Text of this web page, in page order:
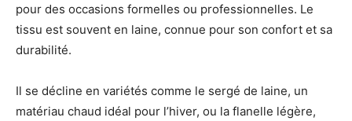
pour des occasions formelles ou professionnelles. Le
tissu est souvent en laine, connue pour son confort et sa
durabilité.
Il se décline en variétés comme le sergé de laine, un
matériau chaud idéal pour l’hiver, ou la flanelle légère,